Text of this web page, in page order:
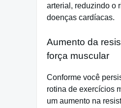
arterial, reduzindo o
doenças cardíacas.
Aumento da
força muscular
Conforme você
rotina de exercícios
um aumento na